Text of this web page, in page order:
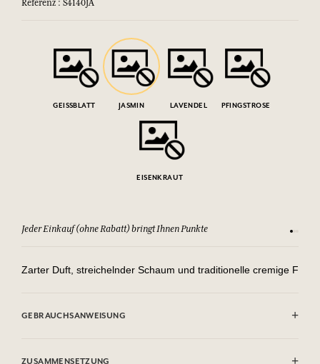
Referenz : S4140JA
GEISSBLATT JASMIN LAVENDEL PFINGSTROSE
EISENKRAUT
Jeder Einkauf (ohne Rabatt) bringt Ihnen Punkte Sehen
Zarter Duft, streichelnder Schaum und traditionelle cremige
GEBRAUCHSANWEISUNG
ZUSAMMENSETZUNG